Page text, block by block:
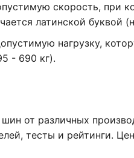
скорость, при
латинской
нагрузку,
- 690 кг).
от различных
тесты и рейтинги.